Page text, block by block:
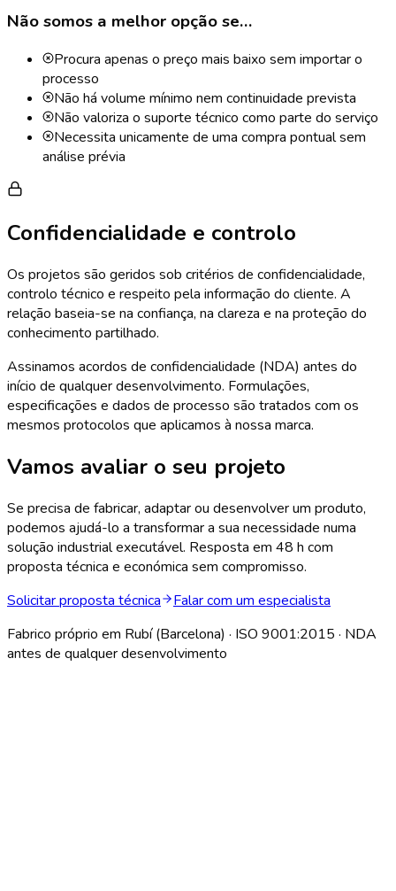
Não somos a melhor opção se…
Procura apenas o preço mais baixo sem importar o
processo
Não há volume mínimo nem continuidade prevista
Não valoriza o suporte técnico como parte do serviço
Necessita unicamente de uma compra pontual sem
análise prévia
Confidencialidade e controlo
Os projetos são geridos sob critérios de confidencialidade,
controlo técnico e respeito pela informação do cliente. A
relação baseia-se na confiança, na clareza e na proteção do
conhecimento partilhado.
Assinamos acordos de confidencialidade (NDA) antes do
início de qualquer desenvolvimento. Formulações,
especificações e dados de processo são tratados com os
mesmos protocolos que aplicamos à nossa marca.
Vamos avaliar o seu projeto
Se precisa de fabricar, adaptar ou desenvolver um produto,
podemos ajudá-lo a transformar a sua necessidade numa
solução industrial executável. Resposta em 48 h com
proposta técnica e económica sem compromisso.
Solicitar proposta técnica
Falar com um especialista
Fabrico próprio em Rubí (Barcelona) · ISO 9001:2015 · NDA
antes de qualquer desenvolvimento